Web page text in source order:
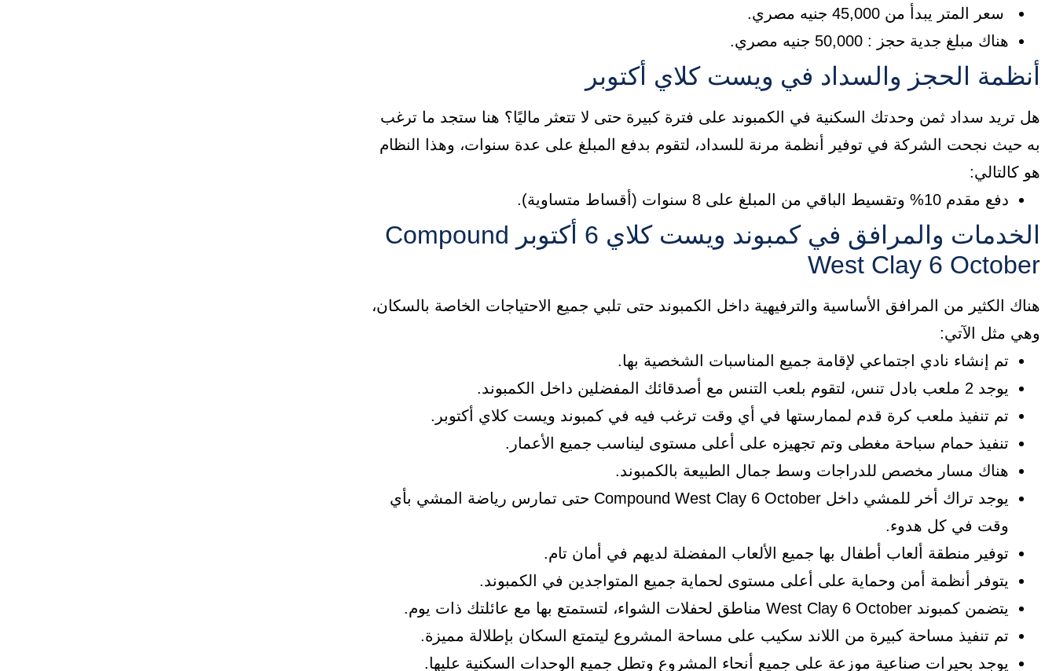
سعر المتر يبدأ من 45,000 جنيه مصري.
هناك مبلغ جدية حجز : 50,000 جنيه مصري.
أنظمة الحجز والسداد في ويست كلاي أكتوبر
هل تريد سداد ثمن وحدتك السكنية في الكمبوند على فترة كبيرة حتى لا تتعثر ماليًا؟ هنا ستجد ما ترغب
به حيث نجحت الشركة في توفير أنظمة مرنة للسداد، لتقوم بدفع المبلغ على عدة سنوات، وهذا النظام
هو كالتالي:
دفع مقدم 10% وتقسيط الباقي من المبلغ على 8 سنوات (أقساط متساوية).
الخدمات والمرافق في كمبوند ويست كلاي 6 أكتوبر Compound
West Clay 6 October
هناك الكثير من المرافق الأساسية والترفيهية داخل الكمبوند حتى تلبي جميع الاحتياجات الخاصة بالسكان،
وهي مثل الآتي:
تم إنشاء نادي اجتماعي لإقامة جميع المناسبات الشخصية بها.
يوجد 2 ملعب بادل تنس، لتقوم بلعب التنس مع أصدقائك المفضلين داخل الكمبوند.
تم تنفيذ ملعب كرة قدم لممارستها في أي وقت ترغب فيه في كمبوند ويست كلاي أكتوبر.
تنفيذ حمام سباحة مغطى وتم تجهيزه على أعلى مستوى ليناسب جميع الأعمار.
هناك مسار مخصص للدراجات وسط جمال الطبيعة بالكمبوند.
يوجد تراك أخر للمشي داخل Compound West Clay 6 October حتى تمارس رياضة المشي بأي
وقت في كل هدوء.
توفير منطقة ألعاب أطفال بها جميع الألعاب المفضلة لديهم في أمان تام.
يتوفر أنظمة أمن وحماية على أعلى مستوى لحماية جميع المتواجدين في الكمبوند.
يتضمن كمبوند West Clay 6 October مناطق لحفلات الشواء، لتستمتع بها مع عائلتك ذات يوم.
تم تنفيذ مساحة كبيرة من اللاند سكيب على مساحة المشروع ليتمتع السكان بإطلالة مميزة.
يوجد بحيرات صناعية موزعة على جميع أنحاء المشروع وتطل جميع الوحدات السكنية عليها.